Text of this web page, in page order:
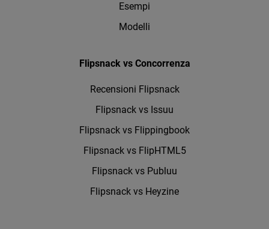
Esempi
Modelli
Flipsnack vs Concorrenza
Recensioni Flipsnack
Flipsnack vs Issuu
Flipsnack vs Flippingbook
Flipsnack vs FlipHTML5
Flipsnack vs Publuu
Flipsnack vs Heyzine